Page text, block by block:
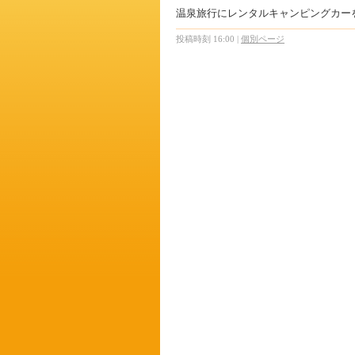
温泉旅行にレンタルキャンピングカー
投稿時刻 16:00 | 個別ページ